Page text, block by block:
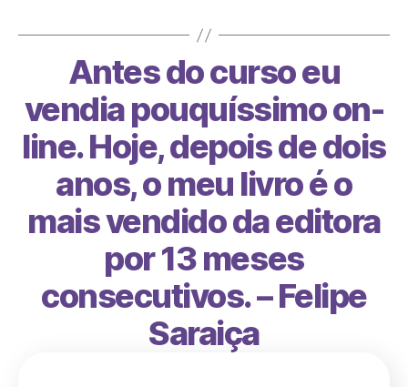
Antes do curso eu
vendia pouquíssimo on-
line. Hoje, depois de dois
anos, o meu livro é o
mais vendido da editora
por 13 meses
consecutivos. – Felipe
Saraiça